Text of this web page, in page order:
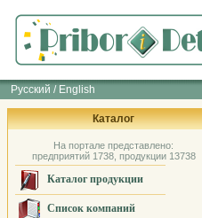
Русский / English
Каталог
На портале представлено:
предприятий 1738, продукции 13738
Каталог продукции
Список компаний